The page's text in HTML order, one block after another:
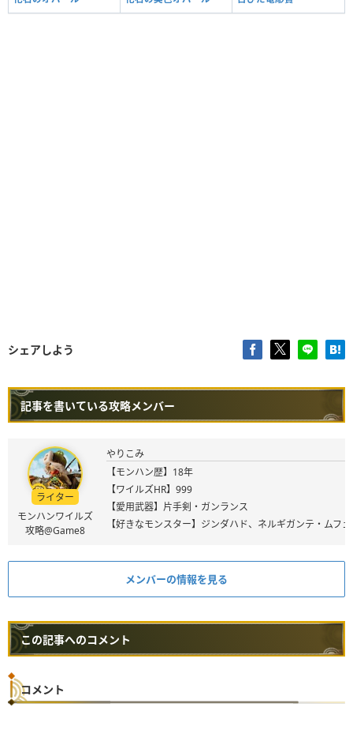
シェアしよう
記事を書いている攻略メンバー
ライター
モンハンワイルズ
攻略@Game8
やりこみ
【モンハン歴】18年
【ワイルズHR】999
【愛用武器】片手剣・ガンランス
【好きなモンスター】ジンダハド、ネルギガンテ・ムフ
メンバーの情報を見る
この記事へのコメント
コメント